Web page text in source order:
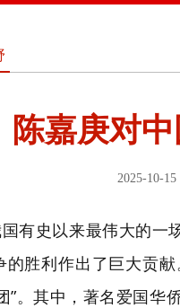
陈嘉庚对
2025-10-15
有史以来最伟大的
胜利作出了巨大贡
”。其中，著名爱国华